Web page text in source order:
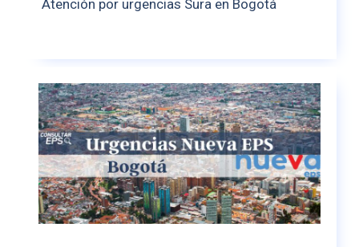
Atención por urgencias Sura en Bogotá